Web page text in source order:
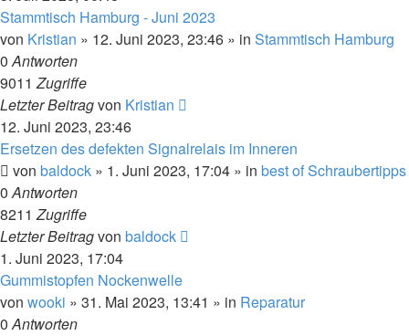
Stammtisch Hamburg - Juni 2023
von Kristian » 12. Juni 2023, 23:46 » in Stammtisch Hamburg
0Antworten
9011Zugriffe
Letzter Beitragvon Kristian
12. Juni 2023, 23:46
Ersetzen des defekten Signalrelais im Inneren
von baldock » 1. Juni 2023, 17:04 » in best of Schraubertipps
0Antworten
8211Zugriffe
Letzter Beitragvon baldock
1. Juni 2023, 17:04
Gummistopfen Nockenwelle
von wooki » 31. Mai 2023, 13:41 » in Reparatur
0Antworten